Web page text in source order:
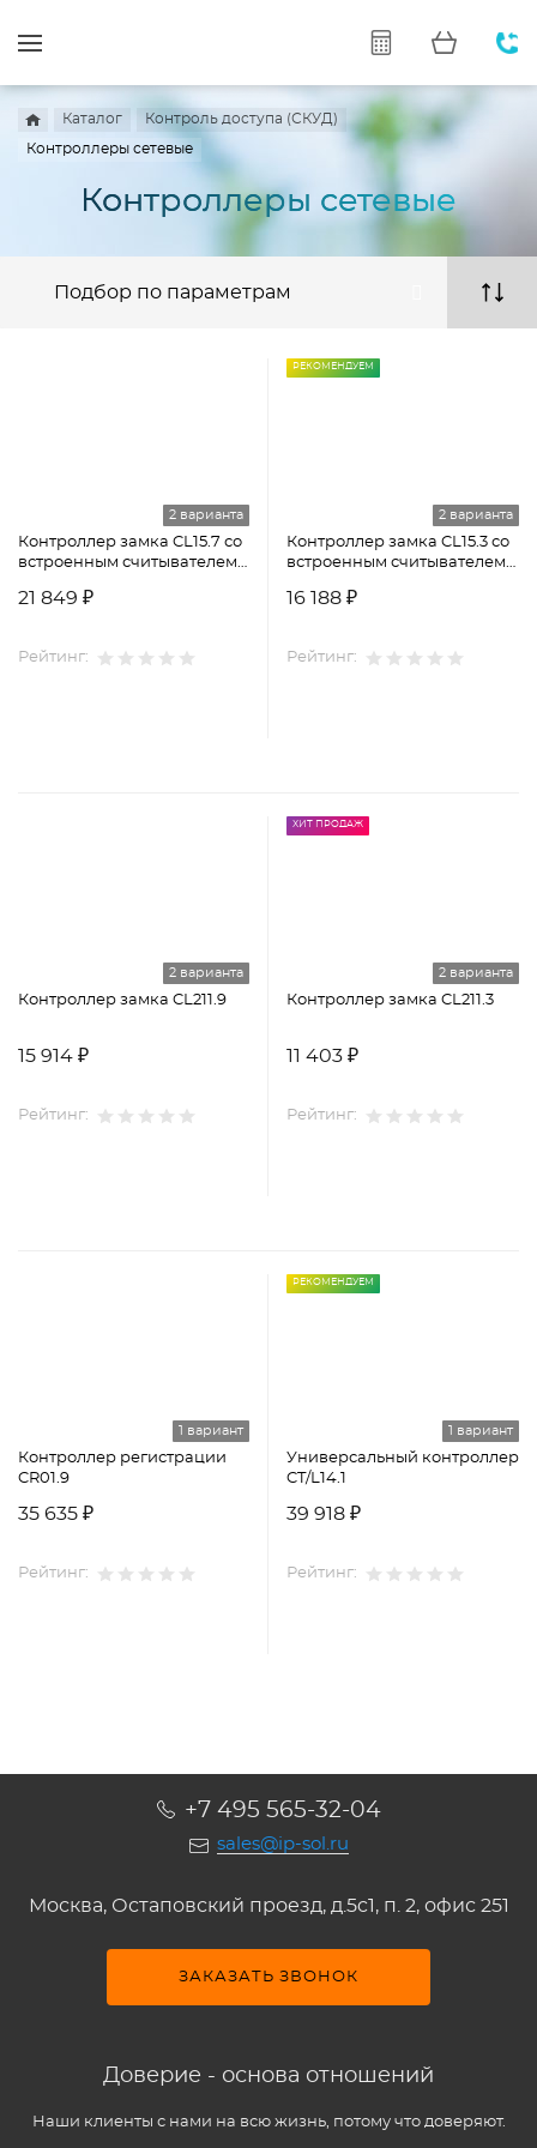
Каталог Контроль доступа (СКУД)
Контроллеры сетевые
Контроллеры сетевые
Подбор по параметрам
2 варианта
Контроллер замка CL15.7 со
встроенным считывателем
21 849 ₽
Рейтинг:
РЕКОМЕНДУЕМ
2 варианта
Контроллер замка CL15.3 со
встроенным считывателем
16 188 ₽
Рейтинг:
2 варианта
Контроллер замка CL211.9
15 914 ₽
Рейтинг:
ХИТ ПРОДАЖ
2 варианта
Контроллер замка CL211.3
11 403 ₽
Рейтинг:
1 вариант
Контроллер регистрации
CR01.9
35 635 ₽
Рейтинг:
РЕКОМЕНДУЕМ
1 вариант
Универсальный контроллер
CT/L14.1
39 918 ₽
Рейтинг:
+7 495 565-32-04
sales@ip-sol.ru
Москва, Остаповский проезд, д.5c1, п. 2, офис 251
ЗАКАЗАТЬ ЗВОНОК
Доверие - основа отношений
Наши клиенты с нами на всю жизнь, потому что доверяют.